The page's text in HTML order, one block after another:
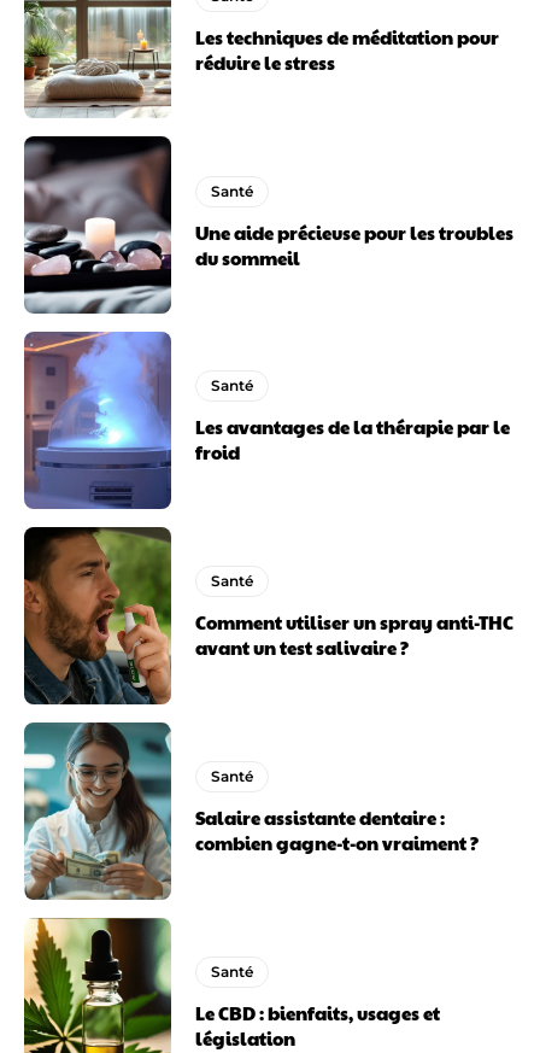
Les techniques de méditation pour
réduire le stress
Santé
Une aide précieuse pour les troubles
du sommeil
Santé
Les avantages de la thérapie par le
froid
Santé
Comment utiliser un spray anti-THC
avant un test salivaire ?
Santé
Salaire assistante dentaire :
combien gagne-t-on vraiment ?
Santé
Le CBD : bienfaits, usages et
législation